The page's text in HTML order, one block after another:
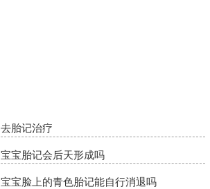
去胎记治疗
宝宝胎记会后天形成吗
宝宝脸上的青色胎记能自行消退吗